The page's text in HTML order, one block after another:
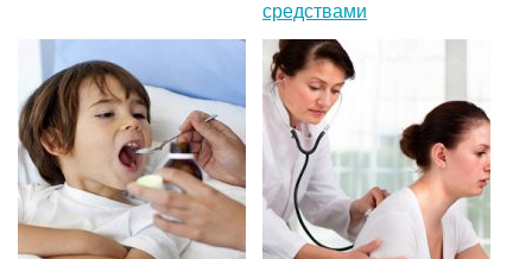
средствами